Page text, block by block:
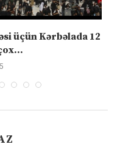
üçün Kərbəlada 12